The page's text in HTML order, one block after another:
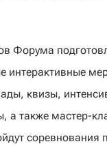
Форума
интерактивные
квизы,
а также мастер-
соревнования